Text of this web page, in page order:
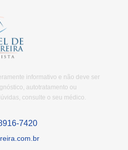
informativo e não deve ser
autotratamento ou
consulte o seu médico.
7420